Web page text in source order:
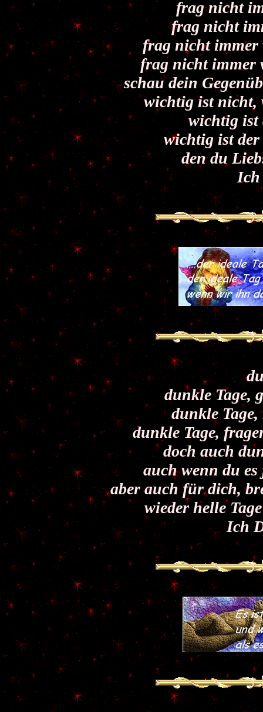
frag nicht
frag nicht
frag nicht immer
frag nicht immer
schau dein
wichtig ist nicht,
wichtig ist
wichtig ist der
den du
Ich
dunkle Tage,
dunkle
dunkle Tage,
doch auch
auch wenn du
aber auch für dich,
wieder helle
Ich